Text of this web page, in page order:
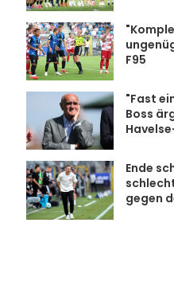
F95
"Fast
Boss
Ende
gegen